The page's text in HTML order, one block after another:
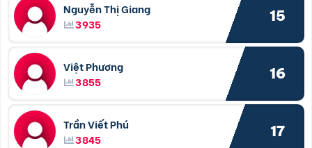
Nguyễn Thị Giang
3935
15
Việt Phương
3855
16
Trần Viết Phú
3845
17